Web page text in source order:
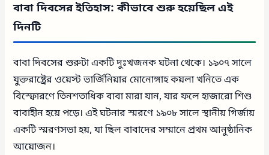
বাবা দিবসের ইতিহাস: কীভাবে শুরু হয়েছিল এই
দিনটি
বাবা দিবসের শুরুটা একটি দুঃখজনক ঘটনা থেকে। ১৯০৭ সালে
যুক্তরাষ্ট্রের ওয়েস্ট ভার্জিনিয়ার মোনোঙ্গাহ কয়লা খনিতে এক
বিস্ফোরণে তিনশতাধিক বাবা মারা যান, যার ফলে হাজারো শিশু
বাবাহীন হয়ে পড়ে। এই ঘটনার স্মরণে ১৯০৮ সালে স্থানীয় গির্জায়
একটি স্মরণসভা হয়, যা ছিল বাবাদের সম্মানে প্রথম আনুষ্ঠানিক
আয়োজন।